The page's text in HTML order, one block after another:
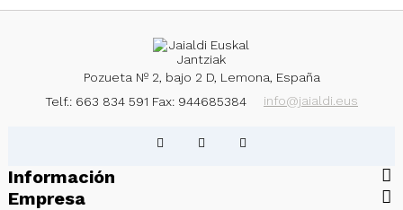
Pozueta Nº 2, bajo 2 D, Lemona, España
Telf.: 663 834 591 Fax: 944685384 info@jaialdi.eus
Información
Empresa